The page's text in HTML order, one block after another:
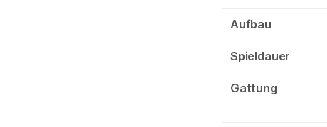
Aufbau
Spieldauer
Gattung